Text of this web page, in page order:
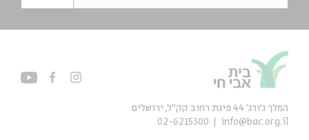
המלך ג'ורג' 44 פינת רחוב קק״ל, ירושלים
info@bac.org.il
02-6215300